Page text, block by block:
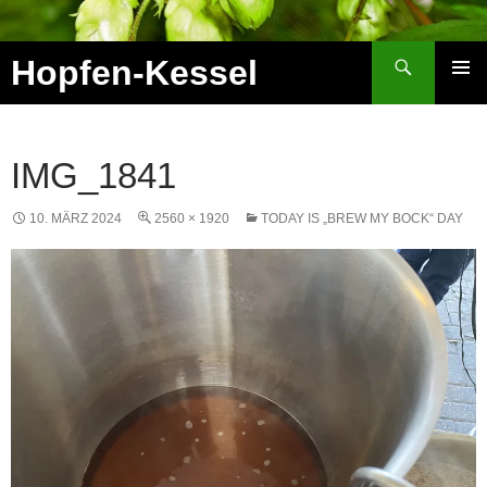
Zum
Inhalt
springen
Hopfen-Kessel
IMG_1841
10. MÄRZ 2024 2560 × 1920 TODAY IS „BREW MY BOCK“ DAY